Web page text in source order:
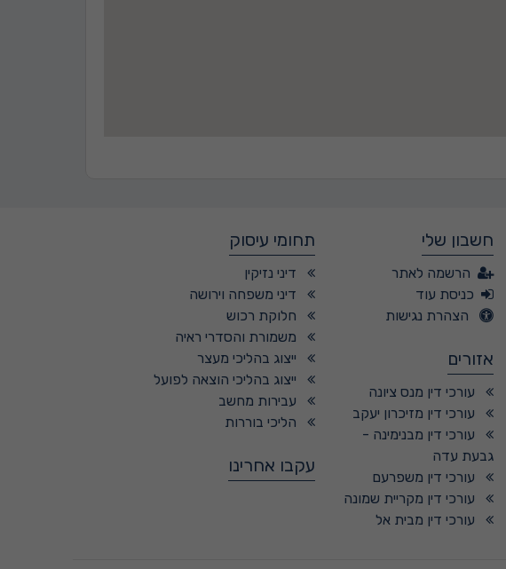
חשבון שלי
הרשמה לאתר
כניסת עוד
הצהרת נגישות
אזורים
עורכי דין מנס ציונה
עורכי דין מזיכרון יעקב
עורכי דין מבנימינה -
גבעת עדה
עורכי דין משפרעם
עורכי דין מקריית שמונה
עורכי דין מבית אל
תחומי עיסוק
דיני נזיקין
דיני משפחה וירושה
חלוקת רכוש
משמורת והסדרי ראיה
ייצוג בהליכי מעצר
ייצוג בהליכי הוצאה לפועל
עבירות מחשב
הליכי בוררות
עקבו אחרינו